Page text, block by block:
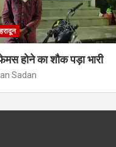
होने का शौक पड़ा भारी
Sadan